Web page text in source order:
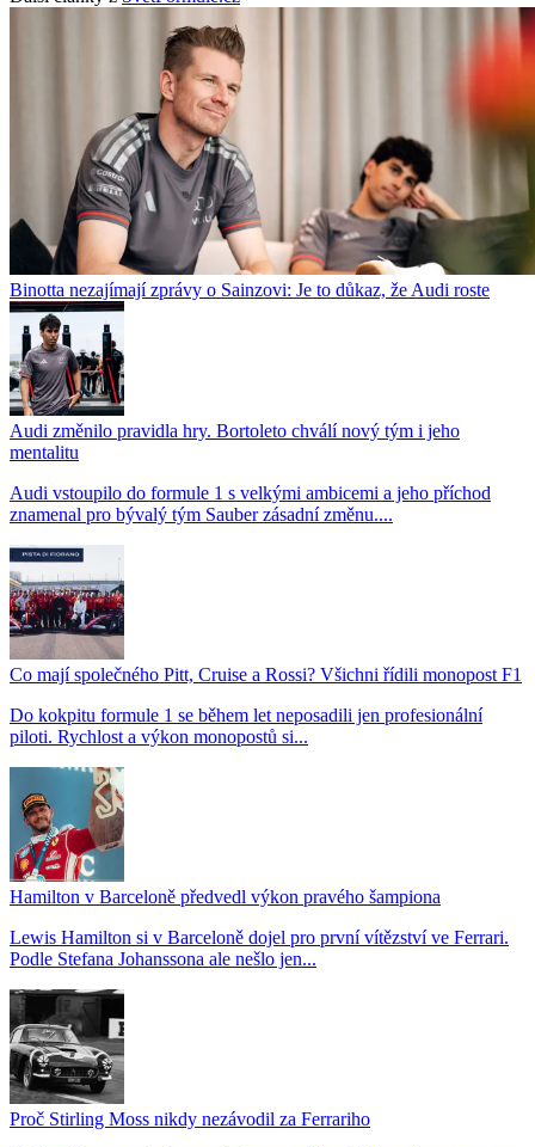
Binotta nezajímají zprávy o Sainzovi: Je to důkaz, že Audi roste
Audi změnilo pravidla hry. Bortoleto chválí nový tým i jeho
mentalitu
Audi vstoupilo do formule 1 s velkými ambicemi a jeho příchod
znamenal pro bývalý tým Sauber zásadní změnu....
Co mají společného Pitt, Cruise a Rossi? Všichni řídili monopost F1
Do kokpitu formule 1 se během let neposadili jen profesionální
piloti. Rychlost a výkon monopostů si...
Hamilton v Barceloně předvedl výkon pravého šampiona
Lewis Hamilton si v Barceloně dojel pro první vítězství ve Ferrari.
Podle Stefana Johanssona ale nešlo jen...
Proč Stirling Moss nikdy nezávodil za Ferrariho